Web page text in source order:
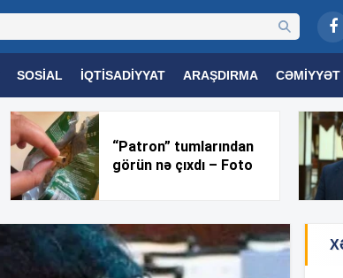
SOSIAL İQTISADIYYAT ARAŞDIRMA CƏMIYYƏT
TƏHSIL SAĞLAMLIQ TRIBUNA TV
“Patron” tumlarından
görün nə çıxdı – Foto